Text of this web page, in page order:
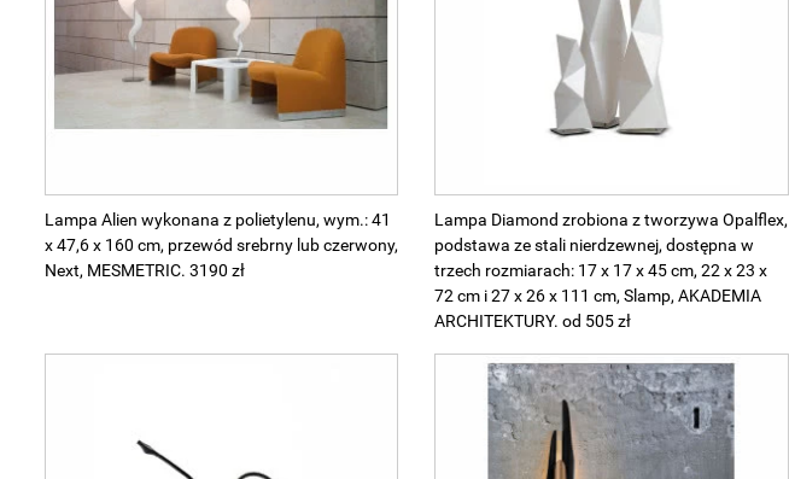
Wellnes
DIY
Lampa Alien wykonana z polietylenu, wym.: 41
x 47,6 x 160 cm, przewód srebrny lub czerwony,
Next, MESMETRIC. 3190 zł
Lampa Diamond zrobiona z tworzywa Opalflex,
podstawa ze stali nierdzewnej, dostępna w
trzech rozmiarach: 17 x 17 x 45 cm, 22 x 23 x
72 cm i 27 x 26 x 111 cm, Slamp, AKADEMIA
ARCHITEKTURY. od 505 zł